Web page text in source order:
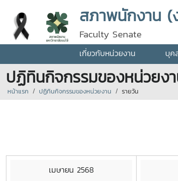
สภาพนักงาน (
Faculty Senate
เกี่ยวกับหน่วยงาน บุค
ปฏิทินกิจกรรมของหน่วยง
หน้าแรก ปฏิทินกิจกรรมของหน่วยงาน รายวัน
เมษายน 2568